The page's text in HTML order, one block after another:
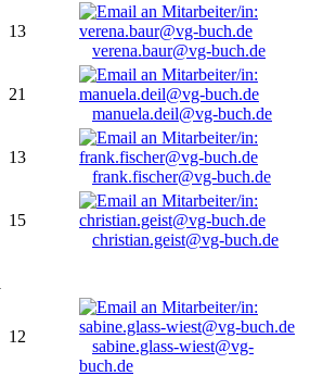
13
verena.baur@vg-buch.de
21
manuela.deil@vg-buch.de
13
frank.fischer@vg-buch.de
15
christian.geist@vg-buch.de
12
sabine.glass-wiest@vg-
buch.de